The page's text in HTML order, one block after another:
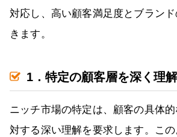
対応し、高い顧客満足度とブラン
きます。
1．特定の顧客層を深く理
ニッチ市場の特定は、顧客の具体
対する深い理解を要求します。こ